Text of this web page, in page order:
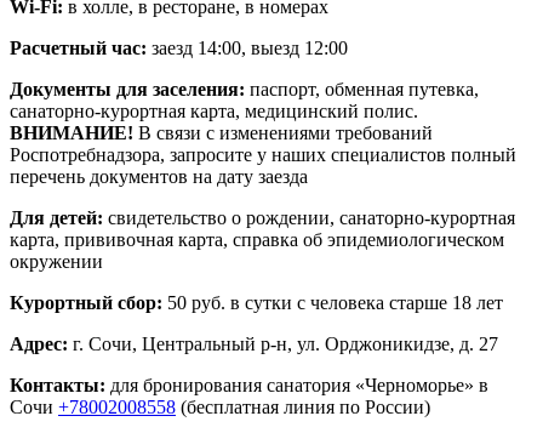
Wi-Fi: в холле, в ресторане, в номерах
Расчетный час: заезд 14:00, выезд 12:00
Документы для заселения: паспорт, обменная путевка,
санаторно-курортная карта, медицинский полис.
ВНИМАНИЕ! В связи с изменениями требований
Роспотребнадзора, запросите у наших специалистов полный
перечень документов на дату заезда
Для детей: свидетельство о рождении, санаторно-курортная
карта, прививочная карта, справка об эпидемиологическом
окружении
Курортный сбор: 50 руб. в сутки с человека старше 18 лет
Адрес: г. Сочи, Центральный р-н, ул. Орджоникидзе, д. 27
Контакты: для бронирования санатория «Черноморье» в
Сочи +78002008558 (бесплатная линия по России)